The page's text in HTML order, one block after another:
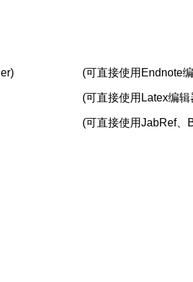
(可直接使用Endnote
(可直接使用Latex编
(可直接使用JabRef、